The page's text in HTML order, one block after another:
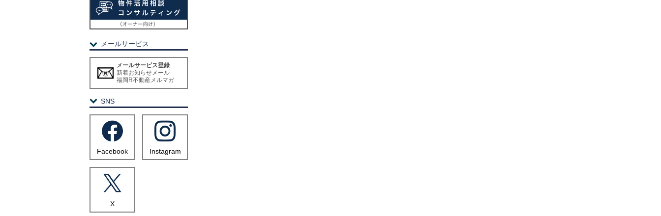
メールサービス
メールサービス登録
新着お知らせメール
福岡R不動産メルマガ
SNS
Facebook Instagram
X